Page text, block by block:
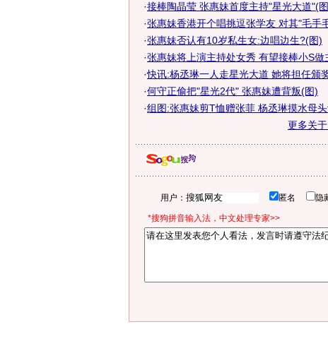
·接棒陶晶莹 张惠妹首度主持"星光大道"(
·张惠妹香港开个唱挑逗张学友 对其"毛手
·张惠妹否认有10岁私生女:边唱边生?(图)
·张惠妹将上演主持处女秀 有望接棒小S做
·快讯:杨丞琳一人走星光大道 她将担任颁
·何守正偷把"星光2代" 张惠妹遭背叛(图)
·组图:张惠妹剪T恤赠张菲 杨丞琳摸水母
更多关于
用户： 匿名 隐
*搜狗拼音输入法，中文处理专家>>